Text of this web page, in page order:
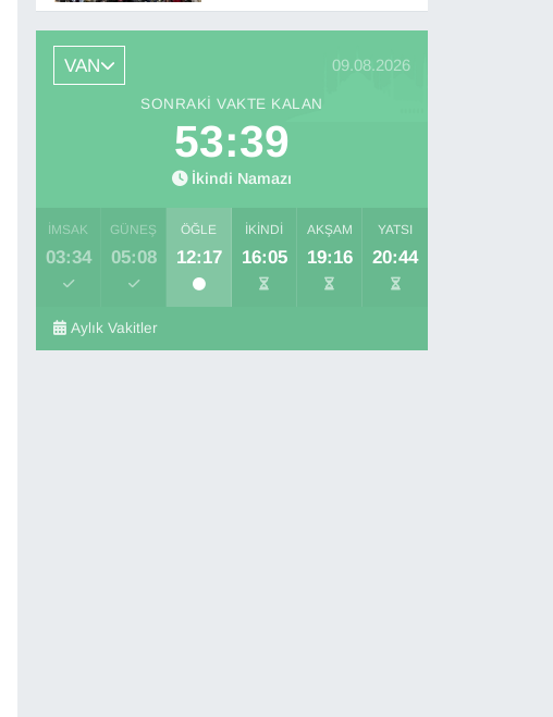
katıldı
VAN 09.08.2026
SONRAKI VAKTE KALAN
53:38
İkindi Namazı
İMSAK
03:34
GÜNEŞ
05:08
ÖĞLE
12:17
İKINDI
16:05
AKŞAM
19:16
YATSI
20:44
Aylık Vakitler